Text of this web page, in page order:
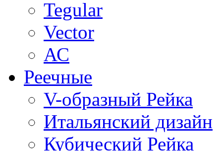
Tegular
Vector
АС
Реечные
V-образный Рейка
Итальянский дизайн
Кубический Рейка